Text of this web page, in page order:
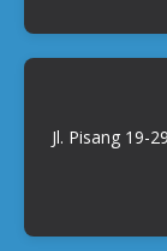
Jl. Pisang 19-